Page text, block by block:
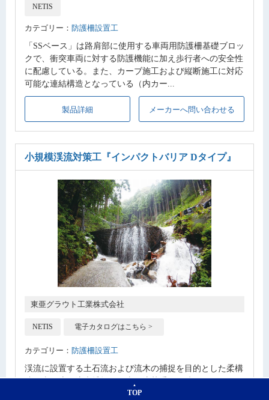
NETIS
カテゴリー： 防護柵設置工
「SSベース」は路肩部に使用する車両用防護柵基礎ブロッ
クで、衝突車両に対する防護機能に加え歩行者への安全性
に配慮している。また、カーブ施工および縦断施工に対応
可能な連結構造となっている（内カー...
製品詳細 メーカーへ問い合わせる
小規模渓流対策工 『インパクトバリア Dタイプ』
東亜グラウト工業株式会社
NETIS 電子カタログはこちら >
カテゴリー： 防護柵設置工
渓流に設置する土石流および流木の捕捉を目的とした柔構
造の土石流・流木捕捉工。土石流荷重作用時にリングネッ
トとエネルギー吸収装置のブレーキリングが変形すること
TOP